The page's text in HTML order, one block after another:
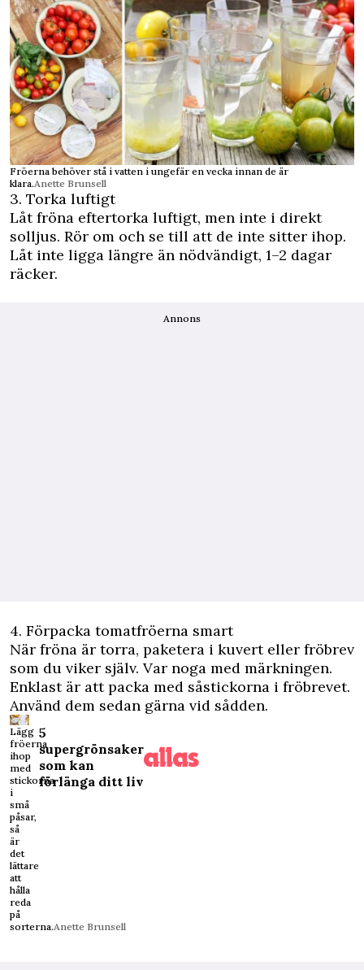
Fröerna behöver stå i vatten i ungefär en vecka innan de är
klara.Anette Brunsell
3. Torka luftigt
Låt fröna eftertorka luftigt, men inte i direkt
solljus. Rör om och se till att de inte sitter ihop.
Låt inte ligga längre än nödvändigt, 1–2 dagar
räcker.
Annons
4. Förpacka tomatfröerna smart
När fröna är torra, paketera i kuvert eller fröbrev
som du viker själv. Var noga med märkningen.
Enklast är att packa med såstickorna i fröbrevet.
Använd dem sedan gärna vid sådden.
Lägg
fröerna
ihop
med
stickorna
i
små
påsar,
så
är
det
lättare
att
hålla
reda
på
sorterna.Anette Brunsell
5
supergrönsaker
som kan
förlänga ditt liv